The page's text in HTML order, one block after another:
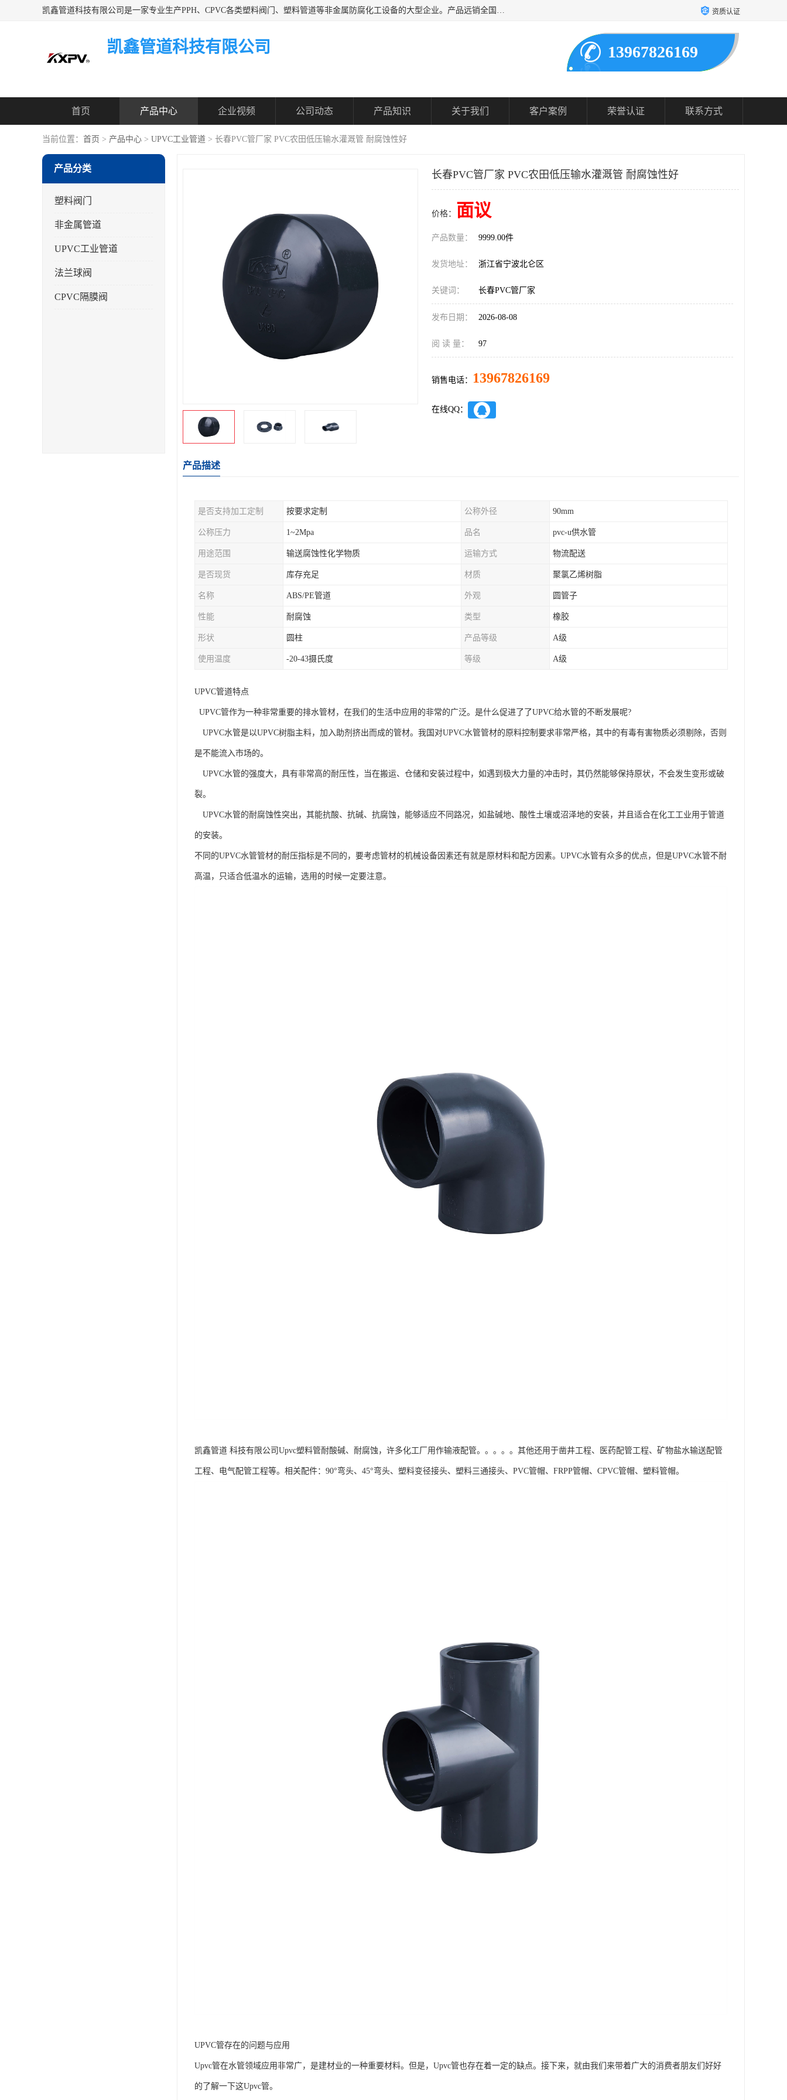
凯鑫管道科技有限公司是一家专业生产PPH、CPVC各类塑料阀门、塑料管道等非金属防腐化工设备的大型企业。产品远销全国三十一个省、市、自治区,广泛应用于化工、石油、氯碱、染料、制药、农药等行业，深受广大用户欢迎，是目前国内生产化工泵、阀门规模较大的生产基地之一。 资质认证
凯鑫管道科技有限公司 13967826169
首页 产品中心 企业视频 公司动态 产品知识 关于我们 客户案例 荣誉认证 联系方式
当前位置： 首页 > 产品中心 > UPVC工业管道 > 长春PVC管厂家 PVC农田低压输水灌溉管 耐腐蚀性好
产品分类
塑料阀门
非金属管道
UPVC工业管道
法兰球阀
CPVC隔膜阀
长春PVC管厂家 PVC农田低压输水灌溉管 耐腐蚀性好
价格： 面议
产品数量： 9999.00件
发货地址： 浙江省宁波北仑区
关键词： 长春PVC管厂家
发布日期： 2026-08-08
阅 读 量： 97
销售电话： 13967826169
在线QQ：
产品描述
是否支持加工定制 按要求定制 公称外径 90mm
公称压力 1~2Mpa 品名 pvc-u供水管
用途范围 输送腐蚀性化学物质 运输方式 物流配送
是否现货 库存充足 材质 聚氯乙烯树脂
名称 ABS/PE管道 外观 圆管子
性能 耐腐蚀 类型 橡胶
形状 圆柱 产品等级 A级
使用温度 -20-43摄氏度 等级 A级
UPVC管道特点
UPVC管作为一种非常重要的排水管材，在我们的生活中应用的非常的广泛。是什么促进了了UPVC给水管的不断发展呢?
UPVC水管是以UPVC树脂主料，加入助剂挤出而成的管材。我国对UPVC水管管材的原料控制要求非常严格，其中的有毒有害物质必须剔除，否则
是不能流入市场的。
UPVC水管的强度大，具有非常高的耐压性，当在搬运、仓储和安装过程中，如遇到极大力量的冲击时，其仍然能够保持原状，不会发生变形或破
裂。
UPVC水管的耐腐蚀性突出，其能抗酸、抗碱、抗腐蚀，能够适应不同路况，如盐碱地、酸性土壤或沼泽地的安装，并且适合在化工工业用于管道
的安装。
不同的UPVC水管管材的耐压指标是不同的，要考虑管材的机械设备因素还有就是原材料和配方因素。UPVC水管有众多的优点，但是UPVC水管不耐
高温，只适合低温水的运输，选用的时候一定要注意。
凯鑫管道 科技有限公司Upvc塑料管耐酸碱、耐腐蚀，许多化工厂用作输液配管。。。。。其他还用于凿井工程、医药配管工程、矿物盐水输送配管
工程、电气配管工程等。相关配件：90°弯头、45°弯头、塑料变径接头、塑料三通接头、PVC管帽、FRPP管帽、CPVC管帽、塑料管帽。
UPVC管存在的问题与应用
Upvc管在水管领域应用非常广，是建材业的一种重要材料。但是，Upvc管也存在着一定的缺点。接下来，就由我们来带着广大的消费者朋友们好好
的了解一下这Upvc管。